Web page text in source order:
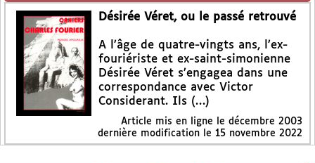
Désirée Véret, ou le passé retrouvé
A l’âge de quatre-vingts ans, l’ex-
fouriériste et ex-saint-simonienne
Désirée Véret s’engagea dans une
correspondance avec Victor
Considerant. Ils (…)
Article mis en ligne le décembre 2003
dernière modification le 15 novembre 2022